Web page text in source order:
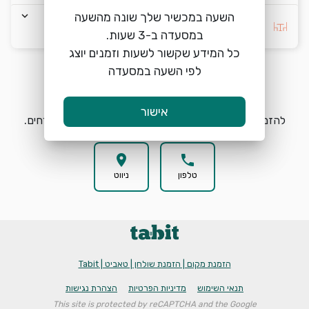
keyboard_arrow_down
ללא העדפה
להזמנת מקום בטיטי מרטין בחרו תאריך, שעה וכמות אורחים.
phone
טלפון
location_on
ניווט
הזמנת מקום | הזמנת שולחן | טאביט | Tabit
תנאי השימוש מדיניות הפרטיות הצהרת נגישות
This site is protected by reCAPTCHA and the Google
השעה במכשיר שלך שונה מהשעה
כל המידע שקשור לשעות וזמנים יוצג
לפי השעה במסעדה
אישור